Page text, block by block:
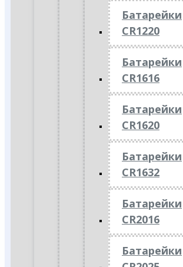
Батарейки
CR1220
Батарейки
CR1616
Батарейки
CR1620
Батарейки
CR1632
Батарейки
CR2016
Батарейки